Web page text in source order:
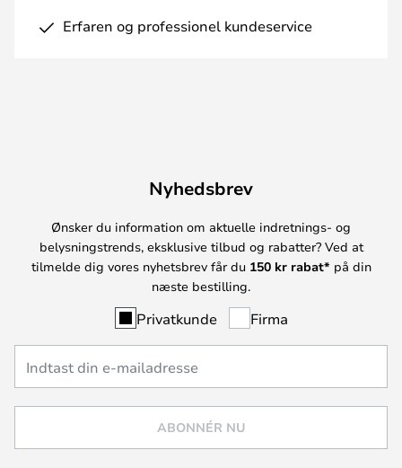
Erfaren og professionel kundeservice
Nyhedsbrev
Ønsker du information om aktuelle indretnings- og
belysningstrends, eksklusive tilbud og rabatter? Ved at
tilmelde dig vores nyhetsbrev får du 150 kr rabat* på din
næste bestilling.
Privatkunde Firma
ABONNÉR NU